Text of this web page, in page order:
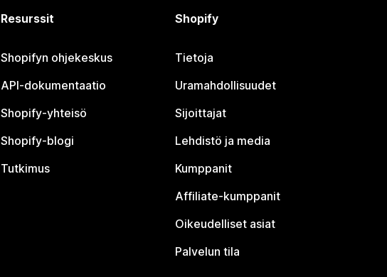
Resurssit
Shopifyn ohjekeskus
API-dokumentaatio
Shopify-yhteisö
Shopify-blogi
Tutkimus
Shopify
Tietoja
Uramahdollisuudet
Sijoittajat
Lehdistö ja media
Kumppanit
Affiliate-kumppanit
Oikeudelliset asiat
Palvelun tila